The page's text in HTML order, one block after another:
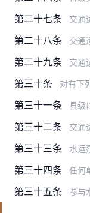
第二十七条 交通
第二十八条 交通
第二十九条 交通运
第三十条 对有下列情形的
第三十一条 县级以上交通运输
第三十二条 交通运输主管部门
第三十三条 水运建设项目施工
第三十四条 任何单位和个
第三十五条 参与水运建